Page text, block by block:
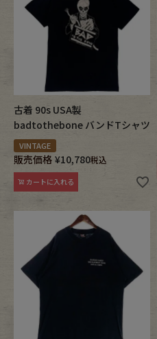
古着 90s USA製
badtothebone バンドTシャツ
VINTAGE
販売価格 ¥10,780税込
カートに入れる